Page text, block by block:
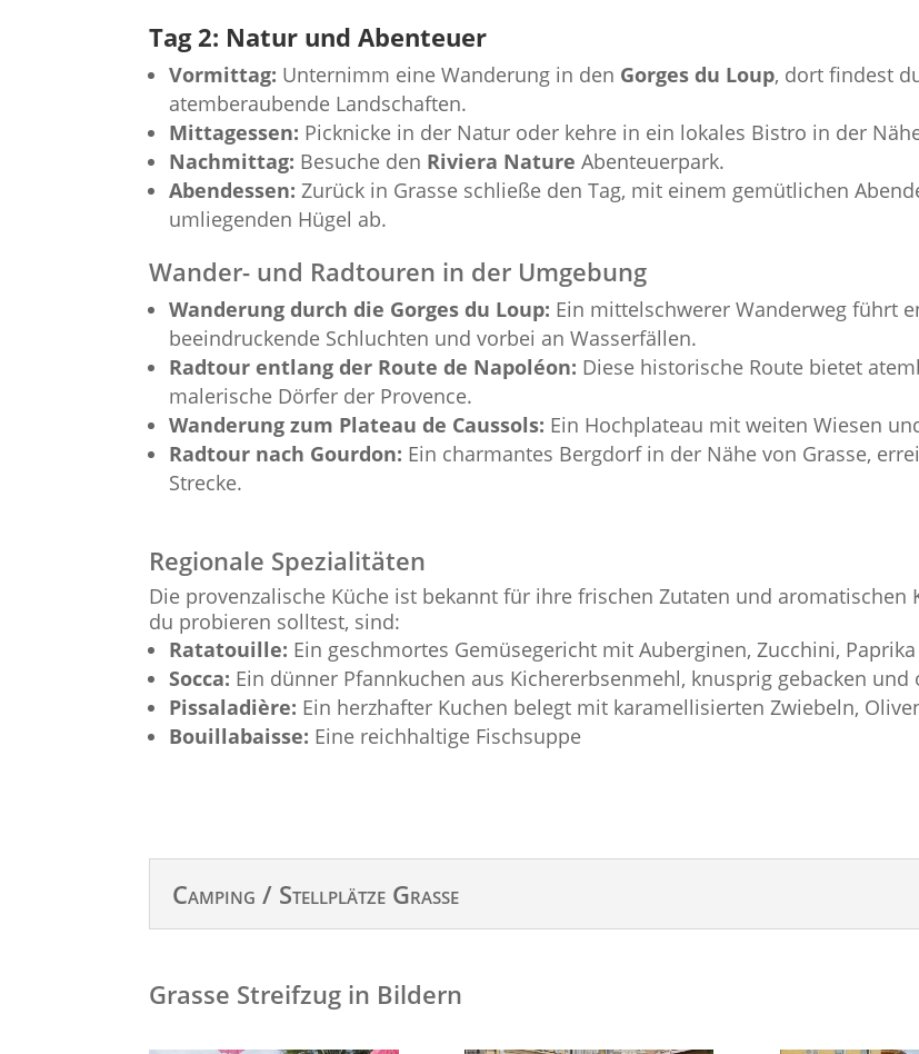
Tag 2: Natur und Abenteuer
Vormittag: Unternimm eine Wanderung in den Gorges du Loup, dort findest
atemberaubende Landschaften.
Mittagessen: Picknicke in der Natur oder kehre in ein lokales Bistro in der
Nachmittag: Besuche den Riviera Nature Abenteuerpark.
Abendessen: Zurück in Grasse schließe den Tag, mit einem gemütlichen
umliegenden Hügel ab.
Wander- und Radtouren in der Umgebung
Wanderung durch die Gorges du Loup: Ein mittelschwerer Wanderweg führt
beeindruckende Schluchten und vorbei an Wasserfällen.
Radtour entlang der Route de Napoléon: Diese historische Route bietet
malerische Dörfer der Provence.
Wanderung zum Plateau de Caussols: Ein Hochplateau mit weiten Wiesen
Radtour nach Gourdon: Ein charmantes Bergdorf in der Nähe von Grasse,
Strecke.
Regionale Spezialitäten
Die provenzalische Küche ist bekannt für ihre frischen Zutaten und aromatischen
du probieren solltest, sind:
Ratatouille: Ein geschmortes Gemüsegericht mit Auberginen, Zucchini,
Socca: Ein dünner Pfannkuchen aus Kichererbsenmehl, knusprig gebacken
Pissaladière: Ein herzhafter Kuchen belegt mit karamellisierten Zwiebeln,
Bouillabaisse: Eine reichhaltige Fischsuppe
Camping / Stellplätze Grasse
Grasse Streifzug in Bildern